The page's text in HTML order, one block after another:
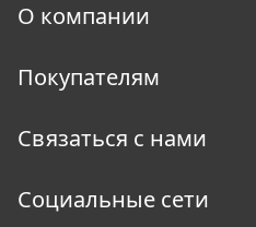
О компании
Покупателям
Связаться с нами
Социальные сети